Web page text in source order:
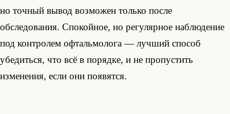
но точный вывод возможен только после
обследования. Спокойное, но регулярное наблюдение
под контролем офтальмолога — лучший способ
убедиться, что всё в порядке, и не пропустить
изменения, если они появятся.